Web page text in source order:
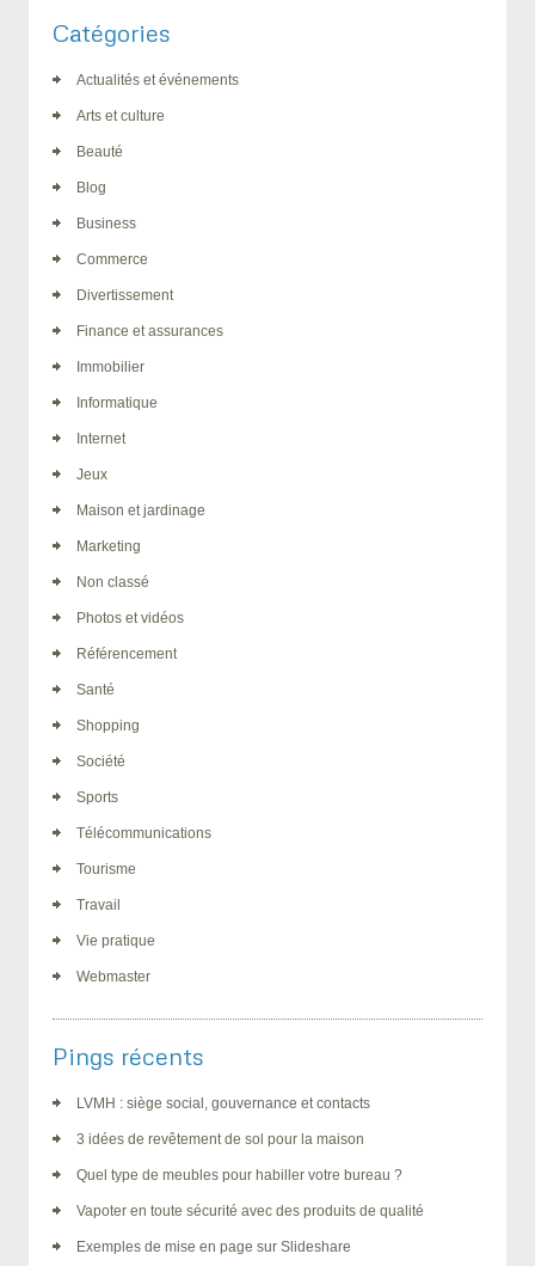
Catégories
Actualités et événements
Arts et culture
Beauté
Blog
Business
Commerce
Divertissement
Finance et assurances
Immobilier
Informatique
Internet
Jeux
Maison et jardinage
Marketing
Non classé
Photos et vidéos
Référencement
Santé
Shopping
Société
Sports
Télécommunications
Tourisme
Travail
Vie pratique
Webmaster
Pings récents
LVMH : siège social, gouvernance et contacts
3 idées de revêtement de sol pour la maison
Quel type de meubles pour habiller votre bureau ?
Vapoter en toute sécurité avec des produits de qualité
Exemples de mise en page sur Slideshare